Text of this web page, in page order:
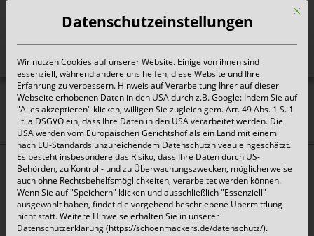
Heute für morgen sorgen
DER SACK ist nicht mehr
verfügbar
Vielen Dank für Ihr Interesse an dem Service DER
SACK.
Mit
Datenschutzeinstellungen
Wir nutzen Cookies auf unserer Website. Einige von ihnen sind
essenziell, während andere uns helfen, diese Website und Ihre
Erfahrung zu verbessern. Hinweis auf Verarbeitung Ihrer auf dieser
Webseite erhobenen Daten in den USA durch z.B. Google: Indem Sie auf
"Alles akzeptieren" klicken, willigen Sie zugleich gem. Art. 49 Abs. 1 S. 1
lit. a DSGVO ein, dass Ihre Daten in den USA verarbeitet werden. Die
USA werden vom Europäischen Gerichtshof als ein Land mit einem
nach EU-Standards unzureichendem Datenschutzniveau eingeschätzt.
Es besteht insbesondere das Risiko, dass Ihre Daten durch US-
Behörden, zu Kontroll- und zu Überwachungszwecken, möglicherweise
auch ohne Rechtsbehelfsmöglichkeiten, verarbeitet werden können.
Wenn Sie auf "Speichern" klicken und ausschließlich "Essenziell"
ausgewählt haben, findet die vorgehend beschriebene Übermittlung
nicht statt. Weitere Hinweise erhalten Sie in unserer
Datenschutzerklärung (https://schoenmackers.de/datenschutz/).